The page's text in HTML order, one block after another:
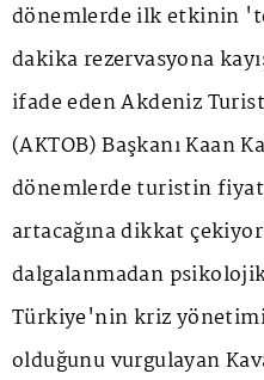
dönemlerde ilk etkinin
dakika rezervasyona
ifade eden Akdeniz
(AKTOB) Başkanı Kaan
dönemlerde turistin
artacağına dikkat
dalgalanmadan
Türkiye'nin kriz
olduğunu vurgulayan